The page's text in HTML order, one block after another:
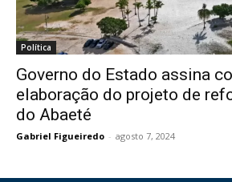
Política
Governo do Estado assina
elaboração do projeto de
do Abaeté
Gabriel Figueiredo - agosto 7, 2024